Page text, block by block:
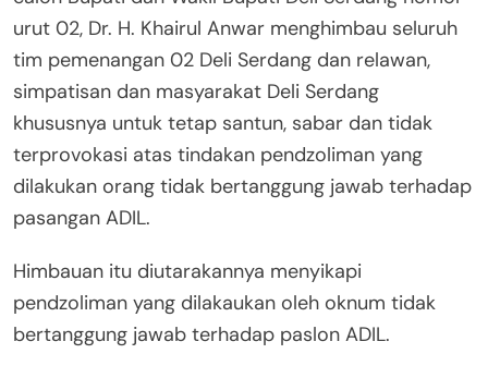
urut 02, Dr. H. Khairul Anwar menghimbau seluruh
tim pemenangan 02 Deli Serdang dan relawan,
simpatisan dan masyarakat Deli Serdang
khususnya untuk tetap santun, sabar dan tidak
terprovokasi atas tindakan pendzoliman yang
dilakukan orang tidak bertanggung jawab terhadap
pasangan ADIL.
Himbauan itu diutarakannya menyikapi
pendzoliman yang dilakaukan oleh oknum tidak
bertanggung jawab terhadap paslon ADIL.